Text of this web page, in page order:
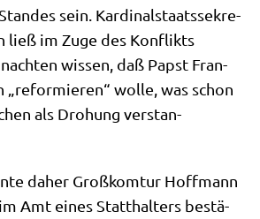
sein. Kar­di­nal­staats­se­kre­
ließ im Zuge des Kon­flikts
wis­sen, daß Papst Fran­
„refor­mie­ren“ wol­le, was schon
als Dro­hung ver­stan­
daher Groß­kom­tur Hoff­mann
Amt eines Statt­hal­ters bestä­